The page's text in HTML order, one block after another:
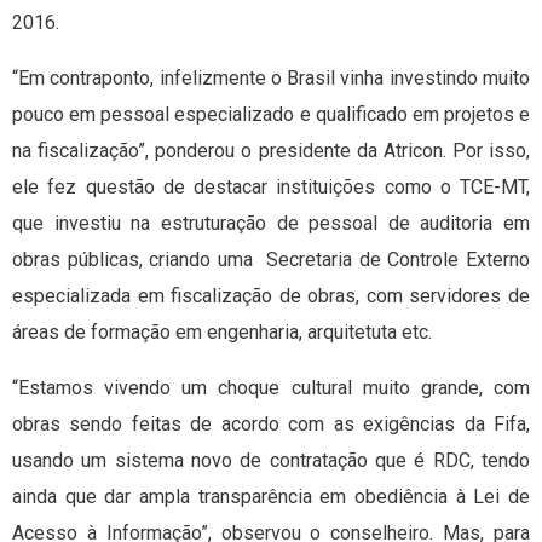
2016.
“Em contraponto, infelizmente o Brasil vinha investindo muito
pouco em pessoal especializado e qualificado em projetos e
na fiscalização”, ponderou o presidente da Atricon. Por isso,
ele fez questão de destacar instituições como o TCE-MT,
que investiu na estruturação de pessoal de auditoria em
obras públicas, criando uma Secretaria de Controle Externo
especializada em fiscalização de obras, com servidores de
áreas de formação em engenharia, arquitetuta etc.
“Estamos vivendo um choque cultural muito grande, com
obras sendo feitas de acordo com as exigências da Fifa,
usando um sistema novo de contratação que é RDC, tendo
ainda que dar ampla transparência em obediência à Lei de
Acesso à Informação”, observou o conselheiro. Mas, para